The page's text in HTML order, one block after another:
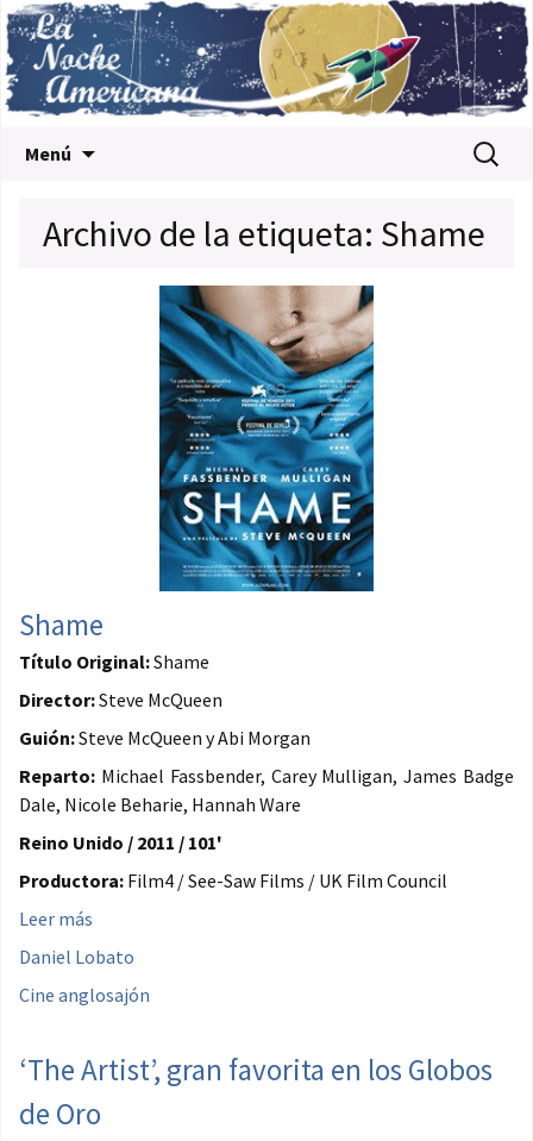
Menú Buscar:
Archivo de la etiqueta: Shame
Shame
Título Original:Shame
Director:Steve McQueen
Guión:Steve McQueen y Abi Morgan
Reparto: Michael Fassbender, Carey Mulligan, James Badge
Dale, Nicole Beharie, Hannah Ware
Reino Unido / 2011 / 101'
Productora: Film4 / See-Saw Films / UK Film Council
Leer más
Daniel Lobato
Cine anglosajón
‘The Artist’, gran favorita en los Globos
de Oro